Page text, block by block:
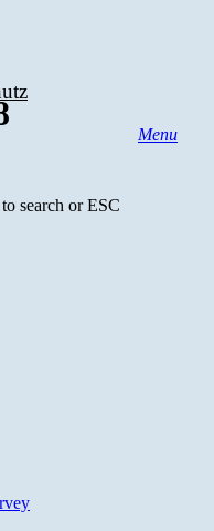
search or ESC
search
Menu